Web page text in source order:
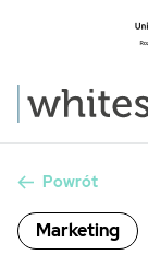
Powrót
Marketing